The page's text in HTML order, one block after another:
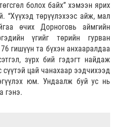
болох байх” хэмээн ярих
“Хүүхэд төрүүлэхээс айж, мал
өчих Дорноговь аймгийн
үгийг төрийн гурван
гишүүн та бүхэн анхааралдаа
зүрх бий гэдэгт найдаж
сүүтэй цай чанахаар ээдчихээд
юм. Ундаалж буй ус нь
гэнэ.